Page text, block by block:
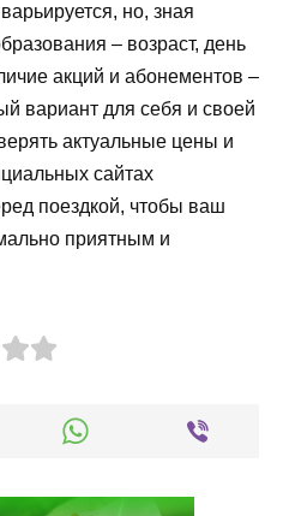
но, зная
– возраст, день
акций и абонементов –
вариант для себя и своей
актуальные цены и
сайтах
поездкой, чтобы ваш
приятным и